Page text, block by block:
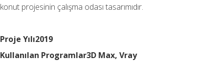
konut projesinin çalışma odası tasarımıdır.
Proje Yılı2019
Kullanılan Programlar3D Max, Vray